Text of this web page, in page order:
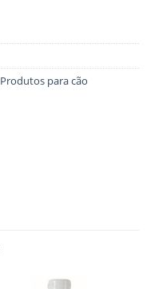
Produtos para cão